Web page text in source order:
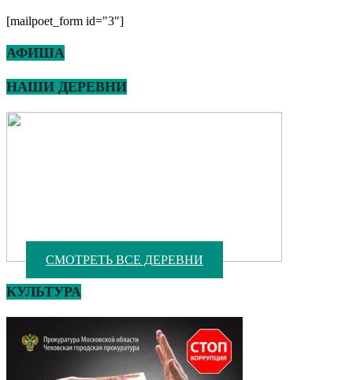
[mailpoet_form id="3"]
АФИША
НАШИ ДЕРЕВНИ
СМОТРЕТЬ ВСЕ ДЕРЕВНИ
КУЛЬТУРА